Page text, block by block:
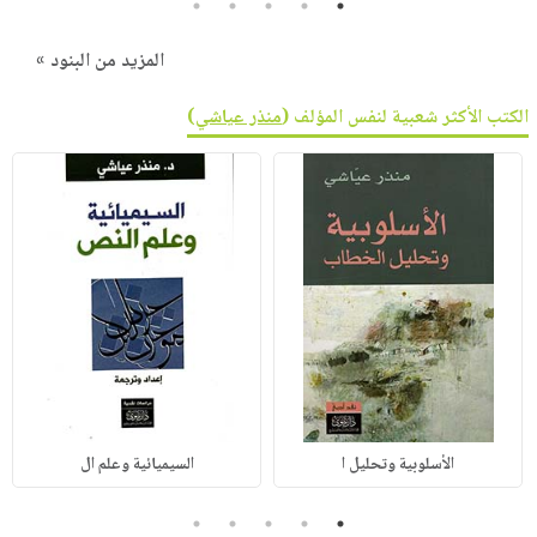
المزيد من البنود »
الكتب الأكثر شعبية لنفس المؤلف (منذر عياشي)
الأسلوبية وتحليل ا السيميائية وعلم ال
1
2
3
4
5